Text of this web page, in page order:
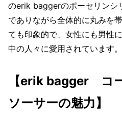
のerik baggerのポーセリンシ
でありながら全体的に丸みを
ても印象的で、女性にも男性
中の人々に愛用されています。
【erik bagger コ
ソーサーの魅力】